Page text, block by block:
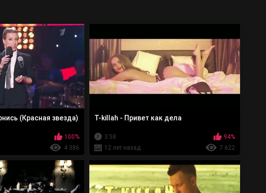
(Красная звезда)
100%
4 386
T-killah - Привет как дела
3:58
94%
12 лет назад
7 622